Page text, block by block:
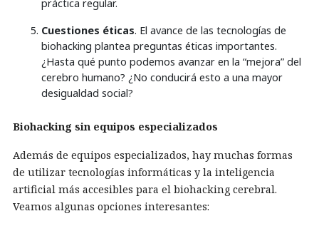
práctica regular.
Cuestiones éticas. El avance de las tecnologías de
biohacking plantea preguntas éticas importantes.
¿Hasta qué punto podemos avanzar en la “mejora” del
cerebro humano? ¿No conducirá esto a una mayor
desigualdad social?
Biohacking sin equipos especializados
Además de equipos especializados, hay muchas formas
de utilizar tecnologías informáticas y la inteligencia
artificial más accesibles para el biohacking cerebral.
Veamos algunas opciones interesantes: